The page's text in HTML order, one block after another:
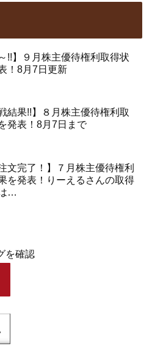
!!】９月株主優待権利取得状
！8月7日更新
結果!!】８月株主優待権利取
発表！8月7日まで
文完了！】７月株主優待権利
を発表！りーえるさんの取得
…
を確認